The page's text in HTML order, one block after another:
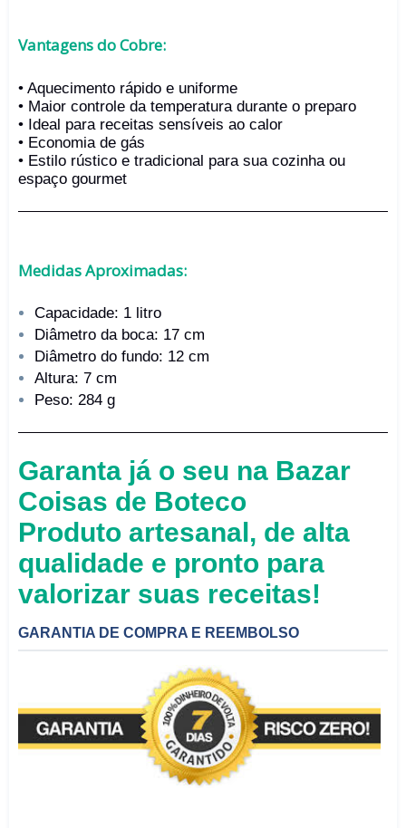
Vantagens do Cobre:
• Aquecimento rápido e uniforme
• Maior controle da temperatura durante o preparo
• Ideal para receitas sensíveis ao calor
• Economia de gás
• Estilo rústico e tradicional para sua cozinha ou
espaço gourmet
Medidas Aproximadas:
Capacidade: 1 litro
Diâmetro da boca: 17 cm
Diâmetro do fundo: 12 cm
Altura: 7 cm
Peso: 284 g
Garanta já o seu na Bazar
Coisas de Boteco
Produto artesanal, de alta
qualidade e pronto para
valorizar suas receitas!
GARANTIA DE COMPRA E REEMBOLSO